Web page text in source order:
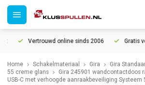
Vertrouwd online sinds 2006 Gratis
Home Schakelmateriaal Gira Gira
55 creme glans
Gira 245901 wandcontactdoos
USB-C met verhoogde aanraakbeveiliging Systeem